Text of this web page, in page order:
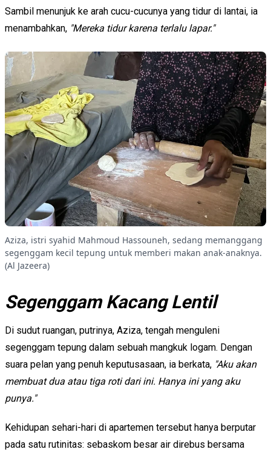
Sambil menunjuk ke arah cucu-cucunya yang tidur di lantai, ia
menambahkan, "Mereka tidur karena terlalu lapar."
Aziza, istri syahid Mahmoud Hassouneh, sedang memanggang
segenggam kecil tepung untuk memberi makan anak-anaknya.
(Al Jazeera)
Segenggam Kacang Lentil
Di sudut ruangan, putrinya, Aziza, tengah menguleni
segenggam tepung dalam sebuah mangkuk logam. Dengan
suara pelan yang penuh keputusasaan, ia berkata, "Aku akan
membuat dua atau tiga roti dari ini. Hanya ini yang aku
punya."
Kehidupan sehari-hari di apartemen tersebut hanya berputar
pada satu rutinitas: sebaskom besar air direbus bersama